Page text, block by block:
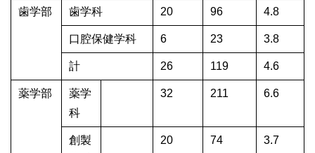
歯学部 歯学科 20 96 4.8
口腔保健学科 6 23 3.8
計 26 119 4.6
薬学部
薬学
科
32 211 6.6
創製
20 74 3.7